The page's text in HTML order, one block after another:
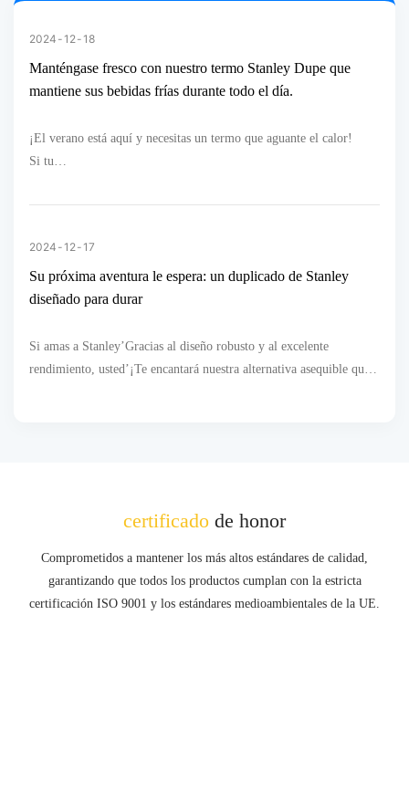
Tenemos el engaño perfecto para ti a una fracción del
precio.
Manténgase fresco con nuestro termo Stanley Dupe que
mantiene sus bebidas frías durante todo el día.
¡El verano está aquí y necesitas un termo que aguante el calor!
Si tu
Hemos estado mirando una taza Stanley por su increíble
’
Tenemos el engaño perfecto para ti a una fracción del precio.
2024 12 18
Su próxima aventura le espera: un duplicado de Stanley
diseñado para durar
Si amas a Stanley’Gracias al diseño robusto y al excelente
rendimiento, usted’¡Te encantará nuestra alternativa asequible que
2024 12 17
certificado de honor
Comprometidos a mantener los más altos estándares de calidad,
garantizando que todos los productos cumplan con la estricta
certificación ISO 9001 y los estándares medioambientales de la UE.